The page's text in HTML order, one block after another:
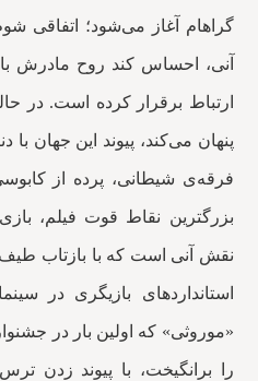
گراهام آغاز می‌شود؛ اتفاقی
آنی، احساس کند روح مادرش با
ارتباط برقرار کرده است. در
پنهان می‌کند، پیوند این جهان
فرقه‌ی شیطانی، پرده از
بزرگترین نقاط قوت فیلم،
نقش آنی است که با بازتاب
استانداردهای بازیگری در
«موروثی» که اولین بار در
را برانگیخت، با پیوند زدن